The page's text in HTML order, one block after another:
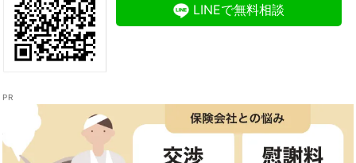
LINEで無料相談